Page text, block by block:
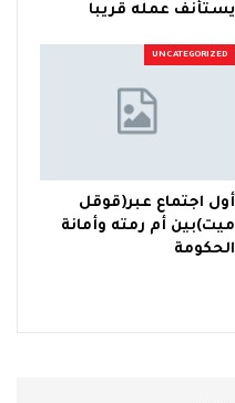
يستأنف عمله قريبا
UNCATEGORIZED
أول اجتماع عبر(قوقل
ميت)بين أم رمته وأمانة
الحكومة